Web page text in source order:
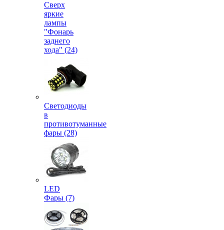
Сверх
яркие
лампы
"Фонарь
заднего
хода" (24)
Светодиоды
в
противотуманные
фары (28)
LED
Фары (7)